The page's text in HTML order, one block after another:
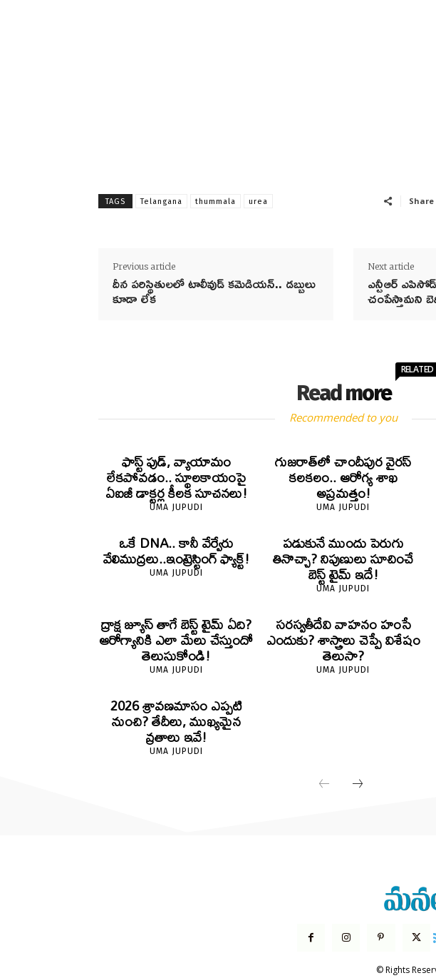
TAGS Telangana thummala urea Share
Previous article
దీన పరిస్థితులలో టాలీవుడ్ కమెడియన్.. డబ్బులు
కూడా లేక
Next article
ఎన్టీఆర్
చంపేస్తామని
Read more
RELATED
Recommended to you
ఫాస్ట్ ఫుడ్, వ్యాయామం
లేకపోవడం.. స్థూలకాయంపై
ఏఐజీ డాక్టర్ల కీలక సూచనలు!
UMA JUPUDI
గుజరాత్‌లో చాందీపుర వైరస్
కలకలం.. ఆరోగ్య శాఖ
అప్రమత్తం!
UMA JUPUDI
ఒకే DNA.. కానీ వేర్వేరు
వేలిముద్రలు..ఇంట్రెస్టింగ్ ఫ్యాక్ట్!
UMA JUPUDI
పడుకునే ముందు పెరుగు
తినొచ్చా? నిపుణులు సూచించే
బెస్ట్ టైమ్ ఇదే!
UMA JUPUDI
ద్రాక్ష జ్యూస్ తాగే బెస్ట్ టైమ్ ఏది?
ఆరోగ్యానికి ఎలా మేలు చేస్తుందో
తెలుసుకోండి!
UMA JUPUDI
సరస్వతీదేవి వాహనం హంసే
ఎందుకు? శాస్త్రాలు చెప్పే విశేషం
తెలుసా?
UMA JUPUDI
2026 శ్రావణమాసం ఎప్పటి
నుంచి? తేదీలు, ముఖ్యమైన
వ్రతాలు ఇవే!
UMA JUPUDI
© Rights